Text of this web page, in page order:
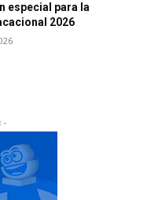
especial para la
2026
-